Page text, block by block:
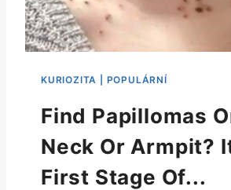
Find Papillomas
Neck Or Armpit?
First Stage Of...